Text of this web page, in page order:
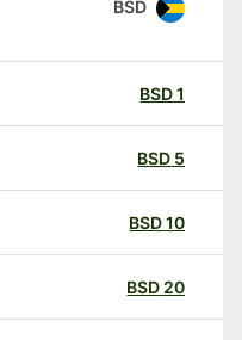
BSD
BSD
BSD
BSD
20
BSD